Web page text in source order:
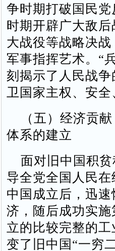
争时期打破国民
时期开辟广大敌
大战役等战略决
军事指挥艺术。“
刻揭示了人民战
卫国家主权、安
（五）经济贡献
体系的建立
面对旧中国积贫
导全党全国人民
中国成立后，迅
济，随后成功实
立的比较完整的
变了旧中国“一穷